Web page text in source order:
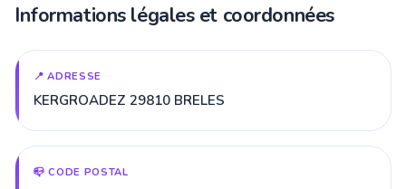
Informations légales et coordonnées
📍 ADRESSE
KERGROADEZ 29810 BRELES
📪 CODE POSTAL